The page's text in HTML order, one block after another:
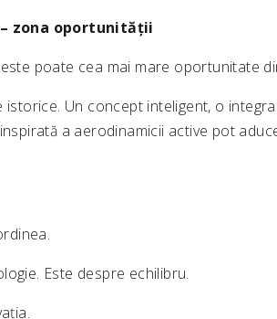
zona oportunității
poate cea mai mare oportunitate
Un concept inteligent, o
a aerodinamicii active pot
Este despre echilibru.